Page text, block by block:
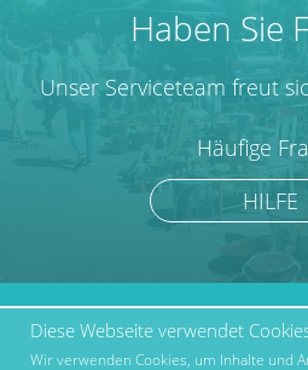
Haben Sie
Unser Serviceteam freut
Häufige
HILFE
marktcom.de Deutschland
GmbH © 2019
Diese Webseite verwendet
Wir verwenden Cookies, um Inhalte und